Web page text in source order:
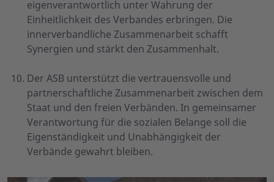
eigenverantwortlich unter Wahrung der
Einheitlichkeit des Verbandes erbringen. Die
innerverbandliche Zusammenarbeit schafft
Synergien und stärkt den Zusammenhalt.
Der ASB unterstützt die vertrauensvolle und
partnerschaftliche Zusammenarbeit zwischen dem
Staat und den freien Verbänden. In gemeinsamer
Verantwortung für die sozialen Belange soll die
Eigenständigkeit und Unabhängigkeit der
Verbände gewahrt bleiben.